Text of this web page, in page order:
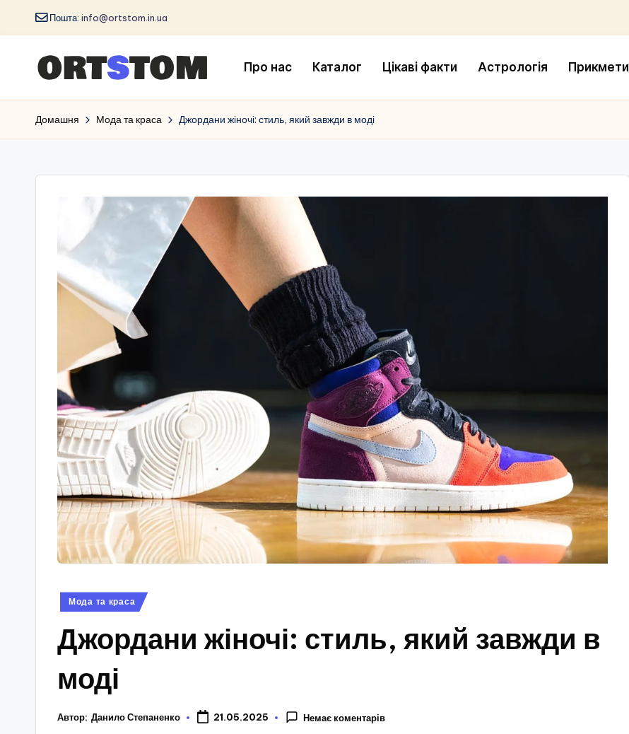
Пошта: info@ortstom.in.ua
Про нас Каталог Цікаві факти Астрологія Прикмети
Домашня Мода та краса Джордани жіночі: стиль, який завжди в моді
Опубліковано
Мода та краса
Джордани жіночі: стиль, який завжди в
моді
Автор: Данило Степаненко 21.05.2025 Немає коментарів